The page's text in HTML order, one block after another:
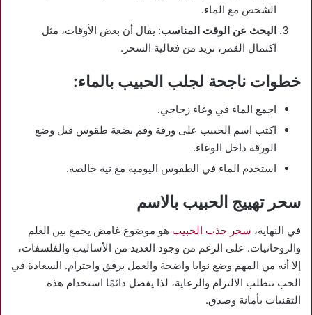
الشخص مع الماء.
البحث عن الوقت المناسب: يقال أن بعض الأوقات، مثل
اكتمال القمر، تزيد من فعالية السحر.
خطوات ناجحة لجلب الحبيب بالماء:
اجمع الماء في وعاء زجاجي.
اكتب اسم الحبيب على ورقة وقم بضعة طقوس قبل وضع
الورقة داخل الوعاء.
استخدم الماء في الطقوس اليومية مع نية خالصة.
سحر تهييج الحبيب بالاسم
في النهاية، سحر جذب الحبيب هو موضوع غامض يجمع بين العلم
والروحانيات. على الرغم من وجود العديد من الأساليب والفلسفات،
إلا أنه من المهم وضع نوايا واضحة والعمل برفق واحترام. السعادة في
الحب تتطلب الالتزام والرعاية، لذا يفضل دائمًا استخدام هذه
التقنيات بأمانة وصدق.